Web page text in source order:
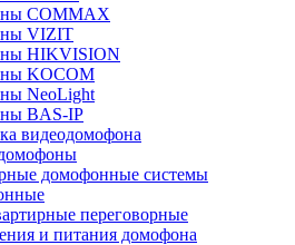
COMMAX
VIZIT
HIKVISION
KOCOM
NeoLight
BAS-IP
видеодомофона
домофонные системы
переговорные
и питания домофона